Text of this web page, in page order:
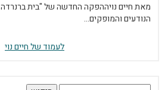
מאת חיים נויההפקה החדשה של "בית
הנודעים והמופקים...
לעמוד של חיים נוי